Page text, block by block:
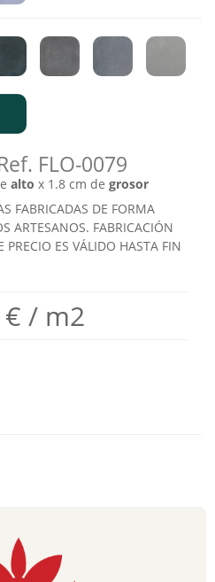
FLO-0079
alto x 1.8 cm de grosor
FABRICADAS DE FORMA
ARTESANOS. FABRICACIÓN
PRECIO ES VÁLIDO HASTA FIN
€ / m2